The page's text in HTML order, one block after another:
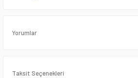
Yorumlar
Taksit Seçenekleri